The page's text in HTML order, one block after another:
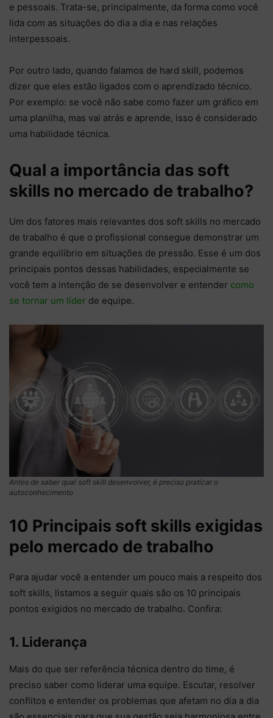
e pessoais. Trata-se, principalmente, da forma como você
lida com as situações do dia a dia e nas relações
interpessoais.
Por outro lado, quando falamos de hard skill, podemos
dizer que eles estão ligados com o aprendizado técnico.
Por exemplo: se você não sabe como fazer um gráfico em
uma planilha, mas vai atrás e aprende, isso é considerado
uma habilidade técnica.
Qual a importância das soft
skills no mercado de trabalho?
Um dos fatores mais relevantes dos soft skills no mercado
de trabalho é que o profissional consegue demonstrar um
grande equilíbrio em situações de pressão. Esse é um dos
principais pontos dessas habilidades, especialmente se
você tem a intenção de se desenvolver e entender como
se tornar um líder de equipe.
Antes de saber qual soft skill desenvolver, é preciso praticar o
autoconhecimento
10 Principais soft skills exigidas
pelo mercado de trabalho
Para ajudar você a entender um pouco mais a respeito dos
soft skills, listamos a seguir quais são os 10 principais
pontos exigidos no mercado de trabalho. Confira:
1. Liderança
Mais do que ser referência técnica dentro do time, é
preciso saber como liderar uma equipe. Escutar, resolver
conflitos e entender os problemas que afetam no dia a dia